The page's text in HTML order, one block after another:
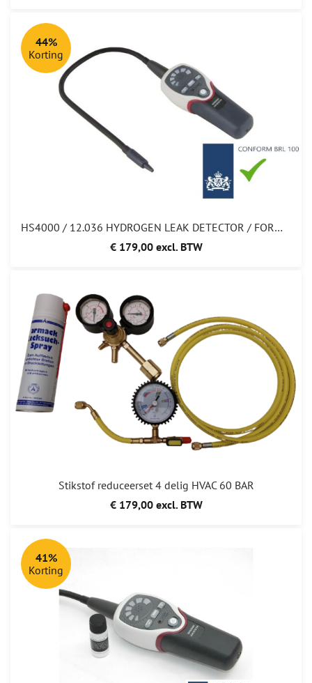
44%
Korting
HS4000 / 12.036 HYDROGEN LEAK DETECTOR / FORMEERGAS SNUFFELAAR
€ 179,00 excl. BTW
Stikstof reduceerset 4 delig HVAC 60 BAR
€ 179,00 excl. BTW
41%
Korting